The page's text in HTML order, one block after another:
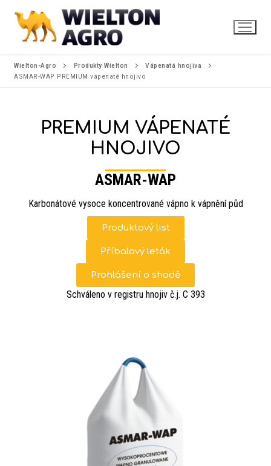
Wielton-Agro Produkty Wielton
Vápenatá hnojiva
ASMAR-WAP PREMIUM vápenaté hnojivo
PREMIUM VÁPENATÉ
HNOJIVO
ASMAR-WAP
Karbonátové vysoce koncentrované vápno k vápnění půd
Produktový list
Příbalový leták
Prohlášení o shodě
Schváleno v registru hnojiv č.j. C 393